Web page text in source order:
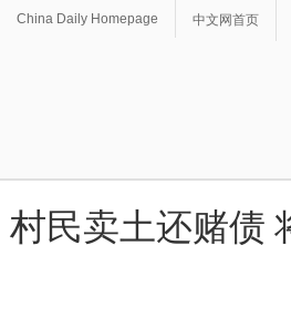
China Daily Homepage 中文网首页
村民卖土还赌债